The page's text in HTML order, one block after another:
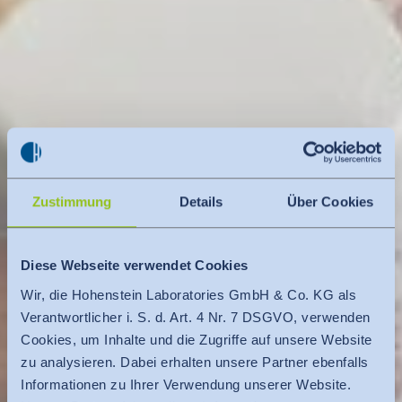
Zustimmung Details Über Cookies
Diese Webseite verwendet Cookies
Wir, die Hohenstein Laboratories GmbH & Co. KG als
Verantwortlicher i. S. d. Art. 4 Nr. 7 DSGVO, verwenden
Cookies, um Inhalte und die Zugriffe auf unsere Website
zu analysieren. Dabei erhalten unsere Partner ebenfalls
Informationen zu Ihrer Verwendung unserer Website.